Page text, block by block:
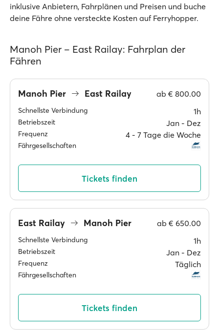
inklusive Anbietern, Fahrplänen und Preisen und buche
deine Fähre ohne versteckte Kosten auf Ferryhopper.
Manoh Pier – East Railay: Fahrplan der
Fähren
Manoh Pier East Railay ab € 800.00
Schnellste Verbindung 1h
Betriebszeit Jan ‐ Dez
Frequenz 4 ‐ 7 Tage die Woche
Fährgesellschaften
Tickets finden
East Railay Manoh Pier ab € 650.00
Schnellste Verbindung 1h
Betriebszeit Jan ‐ Dez
Frequenz Täglich
Fährgesellschaften
Tickets finden